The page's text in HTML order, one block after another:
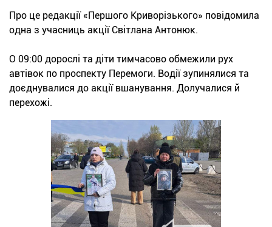
Про це редакції «Першого Криворізького» повідомила
одна з учасниць акції Світлана Антонюк.
О 09:00 дорослі та діти тимчасово обмежили рух
автівок по проспекту Перемоги. Водії зупинялися та
доєднувалися до акції вшанування. Долучалися й
перехожі.